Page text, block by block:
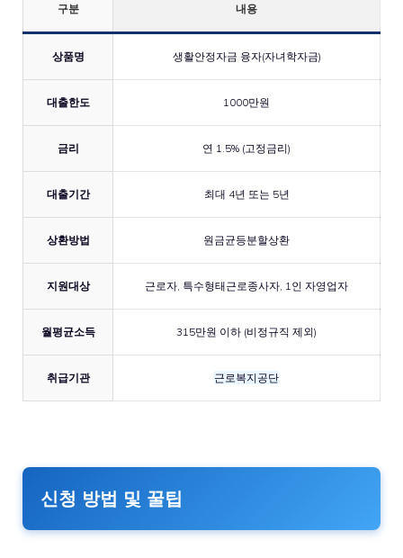
구분 내용
상품명 생활안정자금 융자(자녀학자금)
대출한도 1000만원
금리 연 1.5% (고정금리)
대출기간 최대 4년 또는 5년
상환방법 원금균등분할상환
지원대상 근로자, 특수형태근로종사자, 1인 자영업자
월평균소득 315만원 이하 (비정규직 제외)
취급기관 근로복지공단
신청 방법 및 꿀팁